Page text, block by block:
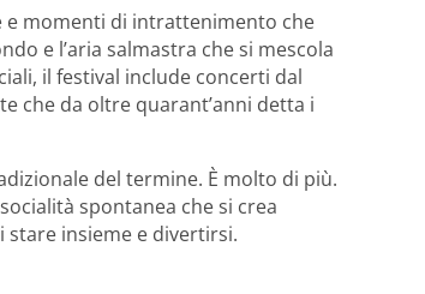
e momenti di intrattenimento che
e l’aria salmastra che si mescola
il festival include concerti dal
che da oltre quarant’anni detta i
del termine. È molto di più.
spontanea che si crea
insieme e divertirsi.